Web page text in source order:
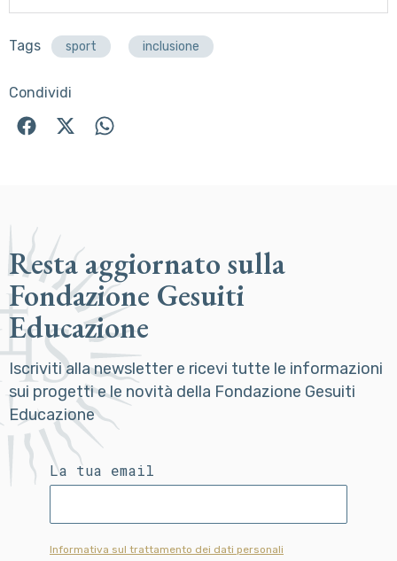
Tags sport inclusione
Condividi
Resta aggiornato sulla
Fondazione Gesuiti
Educazione
Iscriviti alla newsletter e ricevi tutte le informazioni
sui progetti e le novità della Fondazione Gesuiti
Educazione
La tua email
Informativa sul trattamento dei dati personali